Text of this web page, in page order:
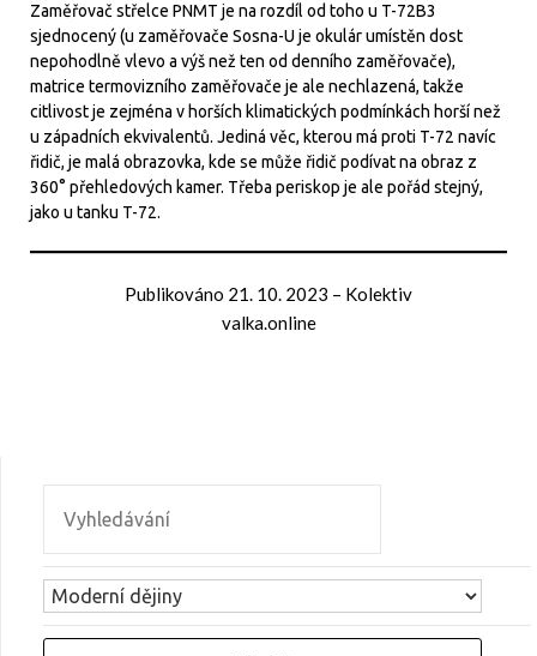
Zaměřovač střelce PNMT je na rozdíl od toho u T-72B3
sjednocený (u zaměřovače Sosna-U je okulár umístěn dost
nepohodlně vlevo a výš než ten od denního zaměřovače),
matrice termovizního zaměřovače je ale nechlazená, takže
citlivost je zejména v horších klimatických podmínkách horší než
u západních ekvivalentů. Jediná věc, kterou má proti T-72 navíc
řidič, je malá obrazovka, kde se může řidič podívat na obraz z
360° přehledových kamer. Třeba periskop je ale pořád stejný,
jako u tanku T-72.
Publikováno 21. 10. 2023 – Kolektiv
valka.online